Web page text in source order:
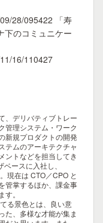
28/095422 「寿
下のコミュニケー
16/110427
、デリバティブトレー
管理システム・ワーク
新規プロダクトの開発
テムのアーキテクチャ
ントなどを担当してき
ースに入社し、
現在は CTO／CPO と
管掌するほか、課金事
。
る景色とは、良い意
た、多様な才能が集ま